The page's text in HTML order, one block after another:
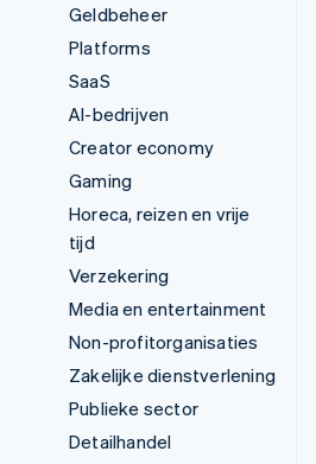
Geldbeheer
Platforms
SaaS
AI-bedrijven
Creator economy
Gaming
Horeca, reizen en vrije
tijd
Verzekering
Media en entertainment
Non-profitorganisaties
Zakelijke dienstverlening
Publieke sector
Detailhandel